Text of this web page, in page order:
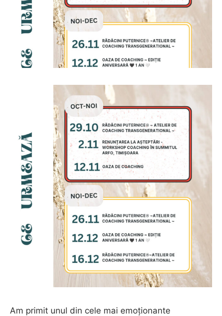
Am primit unul din cele mai emoționante